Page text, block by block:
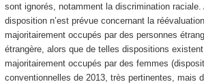
sont ignorés, notamment la discrimination raciale.
disposition n’est prévue concernant la
majoritairement occupés par des personnes
étrangère, alors que de telles dispositions
majoritairement occupés par des femmes
conventionnelles de 2013, très pertinentes, mais